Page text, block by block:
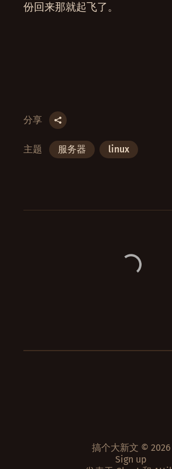
份回来那就起飞了。
分享
主题 服务器 linux
搞个大新文 © 2026
Sign up